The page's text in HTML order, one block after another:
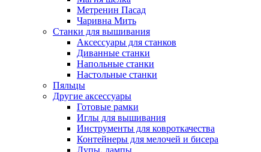
Метренин Пасад
Чаривна Мить
Станки для вышивания
Аксессуары для станков
Диванные станки
Напольные станки
Настольные станки
Пяльцы
Другие аксессуары
Готовые рамки
Иглы для вышивания
Инструменты для ковроткачества
Контейнеры для мелочей и бисера
Лупы, лампы